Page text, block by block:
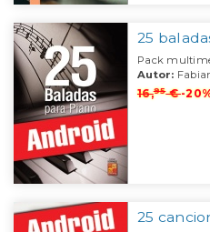
25
Pack
Autor:
16,95€-
25